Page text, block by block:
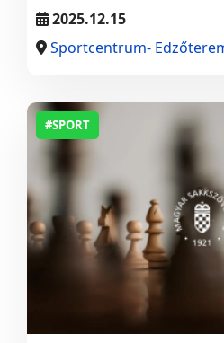
2025.12.15
Sportcentrum-
#SPORT